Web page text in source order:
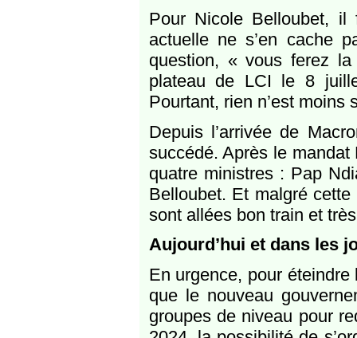
Pour Nicole Belloubet, il
actuelle ne s’en cache
question, « vous ferez
plateau de LCI le 8
Pourtant, rien n’est moins
Depuis l’arrivée de
succédé. Après le
quatre ministres : Pap
Belloubet. Et malgré
sont allées bon train et
Aujourd’hui et dans les
En urgence, pour éteindre
que le nouveau
groupes de niveau pour